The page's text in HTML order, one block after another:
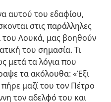
αυτού του εδαφίου,
στις παράλληλες
Λουκά, μας βοηθούν
του σημασία. Τι
μετά τα λόγια που
τα ακόλουθα: «Έξι
μαζί του τον Πέτρο
τον αδελφό του και